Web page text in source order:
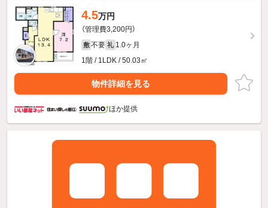
4.5万円
（管理費3,200円）
敷 不要 礼 1.0ヶ月
1階 / 1LDK / 50.03㎡
物件詳細を見る
ほか提供